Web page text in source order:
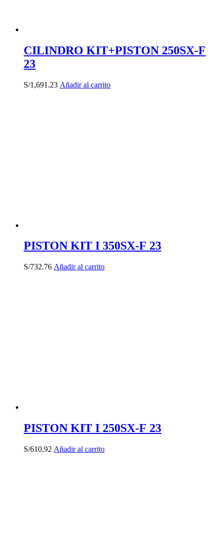
CILINDRO KIT+PISTON 250SX-F
23
S/1,691.23 Añadir al carrito
PISTON KIT I 350SX-F 23
S/732.76 Añadir al carrito
PISTON KIT I 250SX-F 23
S/610.92 Añadir al carrito